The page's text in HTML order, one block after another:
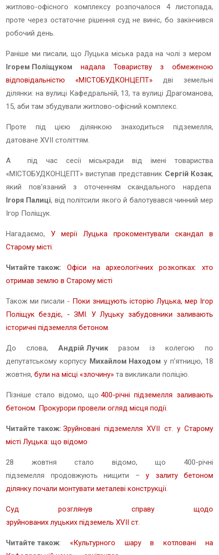
житлово-офісного комплексу розпочалося 4 листопада,
проте через остаточне рішення суд не виніс, бо закінчився
робочий день.
Раніше ми писали, що Луцька міська рада на чолі з мером
Ігорем Поліщуком
надала Товариству з обмеженою
відповідальністю «МІСТОБУДКОНЦЕПТ» дві земельні
ділянки: на вулиці Кафедральній, 13, та вулиці Драгоманова,
15, аби там збудували житлово-офісний комплекс.
Проте під цією ділянкою знаходиться підземелля,
датоване XVII століттям.
А під час сесії міськради від імені товариства
«МІСТОБУДКОНЦЕПТ» виступав представник Сергій Козак,
який пов'язаний з оточенням скандального нардепа
Ігоря Палиці, від політсили якого й балотувався чинний мер
Ігор Поліщук.
Нагадаємо, У мерії Луцька прокоментували скандал в
Старому місті.
Читайте також:
Офіси на археологічних розкопках: хто
отримав землю в Старому місті
Також ми писали - Поки знищують історію Луцька, мер Ігор
Поліщук бездіє, - ЗМІ.У Луцьку забудовники заливають
історичні підземелля бетоном.
До слова, Андрій Лучикразом із колегою по
депутатському корпусу Михайлом Находом у п’ятницю, 18
жовтня, були на місці «злочину» та викликали поліцію.
Пізніше стало відомо, що 400-річні підземелля заливають
бетоном. Прокурори провели огляд місця події.
Читайте також: Зруйновані підземелля XVII ст. у Старому
місті Луцька: що відомо
28 жовтня стало відомо, що 400-річні
підземелля продовжують нищити – у залиту бетоном
ділянку почали монтувати металеві конструкції.
Суд розглянув справу щодо
зруйнованих луцьких підземель XVII ст.
Читайте також: «Культурного шару в котловані на